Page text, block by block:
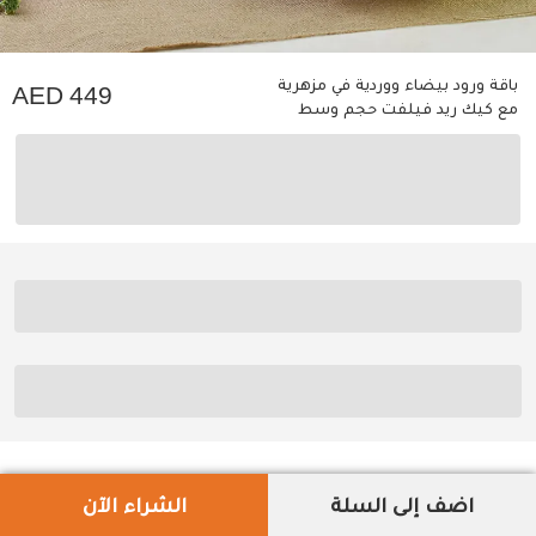
باقة ورود بيضاء ووردية في مزهرية
مع كيك ريد فيلفت حجم وسط
449
اضف إلى السلة الشراء الآن